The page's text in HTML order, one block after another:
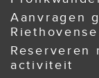
Aanvragen
Reserveren
activiteit